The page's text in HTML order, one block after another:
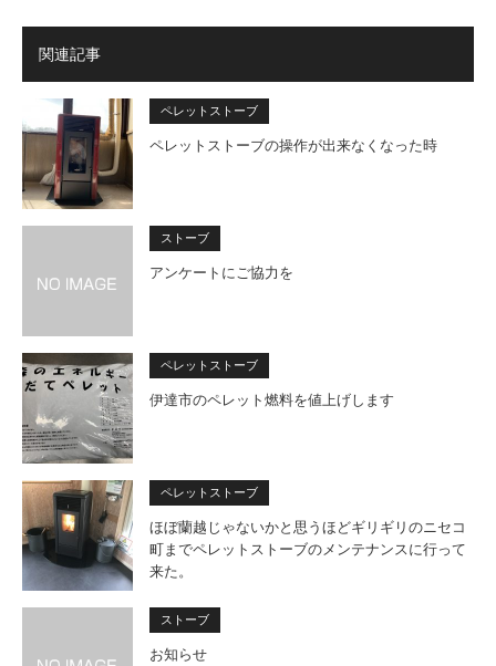
関連記事
ペレットストーブ
ペレットストーブの操作が出来なくなった時
ストーブ
アンケートにご協力を
ペレットストーブ
伊達市のペレット燃料を値上げします
ペレットストーブ
ほぼ蘭越じゃないかと思うほどギリギリのニセコ
町までペレットストーブのメンテナンスに行って
来た。
ストーブ
お知らせ